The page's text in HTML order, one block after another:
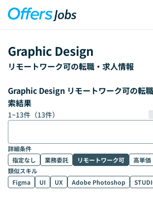
Graphic Design
リモートワーク可の転職・求人情報
Graphic Design リモートワーク可の転
索結果
1~13件（13件）
詳細条件
指定なし
業務委託 リモートワーク可
高単価
類似スキル
Figma
UI UX Adobe Photoshop